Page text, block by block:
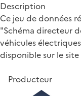
Description
Ce jeu de données
"Schéma directeur
véhicules
disponible sur le site
Producteur